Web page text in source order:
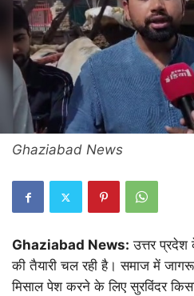
Ghaziabad News
Ghaziabad News: उत्तर प्रदेश
की तैयारी चल रही है। समाज में
मिसाल पेश करने के लिए सुरविंदर